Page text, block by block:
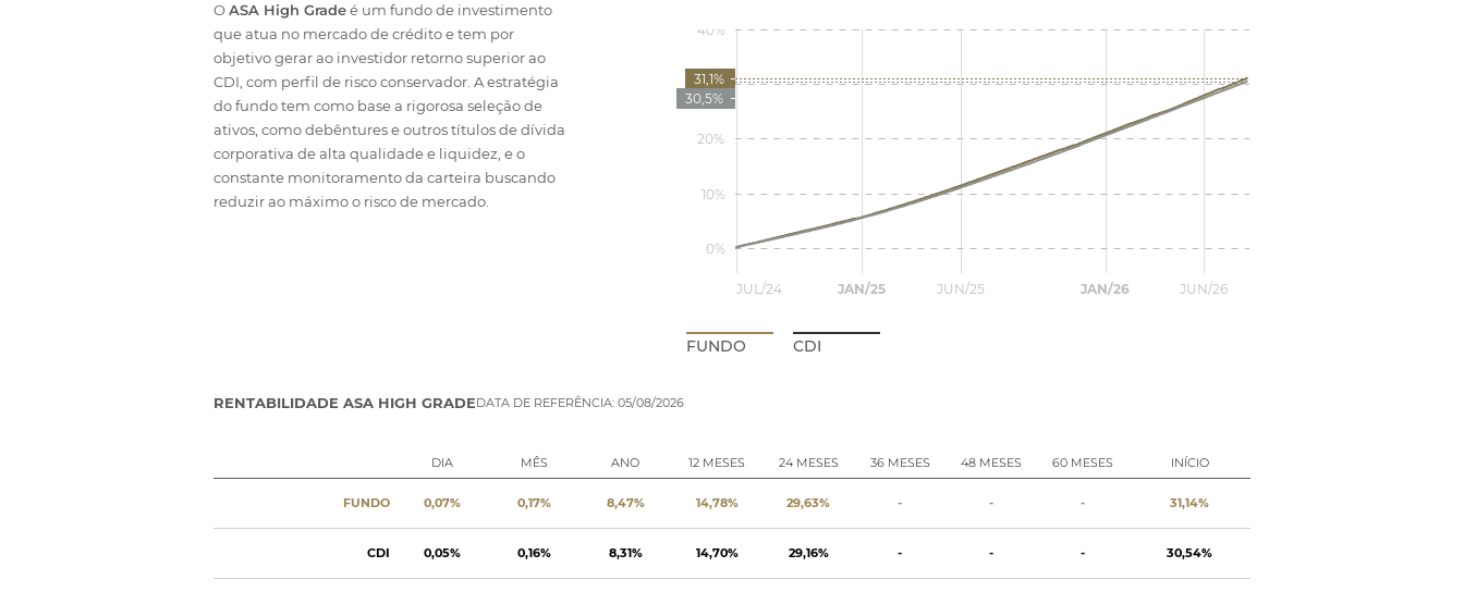
OASA High Grade é um fundo de investimento
que atua no mercado de crédito e tem por
objetivo gerar ao investidor retorno superior ao
CDI, com perfil de risco conservador. A estratégia
do fundo tem como base a rigorosa seleção de
ativos, como debêntures e outros títulos de dívida
corporativa de alta qualidade e liquidez, e o
constante monitoramento da carteira buscando
reduzir ao máximo o risco de mercado.
FUNDO CDI
RENTABILIDADE ASA HIGH GRADEDATA DE REFERÊNCIA: 05/08/2026
FUNDO
CDI
DIA
0,07%
0,05%
MÊS
0,17%
0,16%
ANO
8,47%
8,31%
12 MESES
14,78%
14,70%
24 MESES
29,63%
29,16%
36 MESES
-
-
48 MESES
-
-
60 MESES
-
-
INÍCIO
31,14%
30,54%